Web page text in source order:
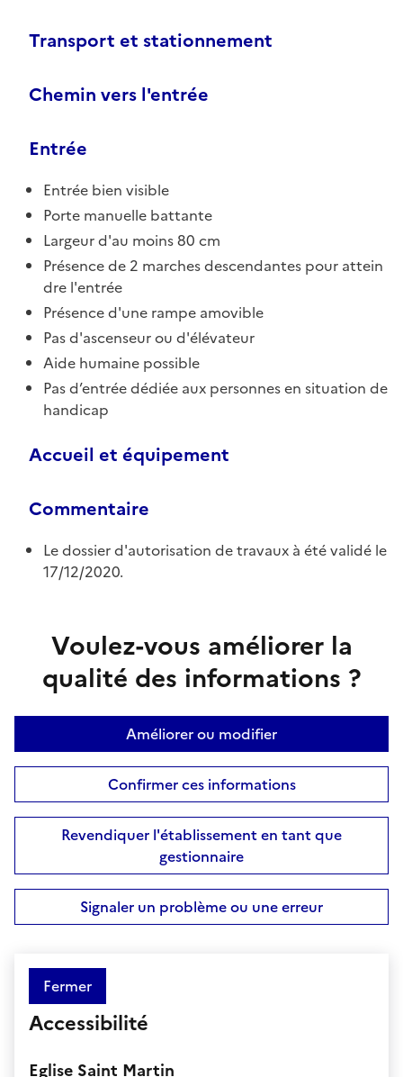
Transport et stationnement
Chemin vers l'entrée
Entrée
Entrée bien visible
Porte manuelle battante
Largeur d'au moins 80 cm
Présence de 2 marches descendantes pour attein
dre l'entrée
Présence d'une rampe amovible
Pas d'ascenseur ou d'élévateur
Aide humaine possible
Pas d’entrée dédiée aux personnes en situation de
handicap
Accueil et équipement
Commentaire
Le dossier d'autorisation de travaux à été validé le
17/12/2020.
Voulez-vous améliorer la
qualité des informations ?
Améliorer ou modifier
Confirmer ces informations
Revendiquer l'établissement en tant que
gestionnaire
Signaler un problème ou une erreur
Fermer
Accessibilité
Eglise Saint Martin